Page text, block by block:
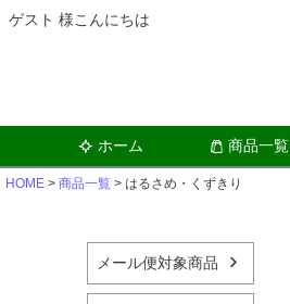
ゲスト 様こんにちは
ホーム 商品一覧
HOME 商品一覧 はるさめ・くずきり
メール便対象商品